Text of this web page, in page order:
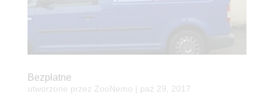
Bezpłatne
utworzone przez ZooNemo paź 29, 2017